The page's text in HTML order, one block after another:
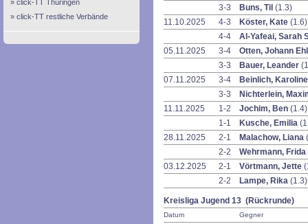
click-TT Thüringen
click-TT restliche Verbände
3-3
Buns, Til (1.3)
11.10.2025
4-3 Köster, Kate (1.6)
4-4
Al-Yafeai, Sarah
05.11.2025
3-4
Otten, Johann
3-3
Bauer, Leander
07.11.2025
3-4
Beinlich,
3-3
Nichterlein,
11.11.2025
1-2 Jochim, Ben (1.4)
1-1
Kusche, Emilia
28.11.2025
2-1 Malachow, Liana
2-2
Wehrmann, Frida
03.12.2025
2-1 Vörtmann, Jette
2-2
Lampe, Rika (1.3)
Kreisliga Jugend 13 (Rückrunde)
Datum Gegner